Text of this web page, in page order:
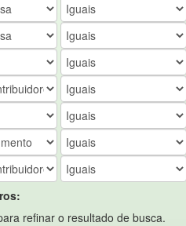
refinar o resultado de busca.